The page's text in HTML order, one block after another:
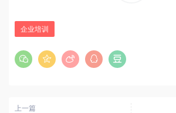
企业培训
上一篇